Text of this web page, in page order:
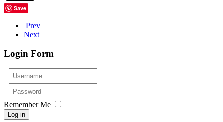
Save
Prev
Next
Login Form
Username
Password
Remember Me
Log in